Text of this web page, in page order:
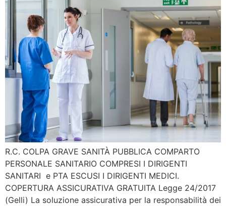
R.C. COLPA GRAVE SANITÀ PUBBLICA COMPARTO
PERSONALE SANITARIO COMPRESI I DIRIGENTI
SANITARI e PTA ESCUSI I DIRIGENTI MEDICI.
COPERTURA ASSICURATIVA GRATUITA Legge 24/2017
(Gelli) La soluzione assicurativa per la responsabilità dei